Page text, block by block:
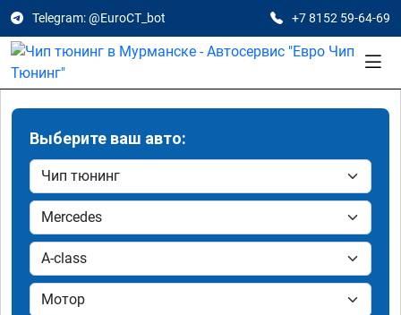
Telegram: @EuroCT_bot +7 8152 59-64-69
Выберите ваш авто: